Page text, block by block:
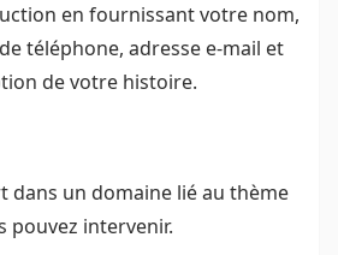
en fournissant votre nom,
téléphone, adresse e-mail et
de votre histoire.
dans un domaine lié au thème
pouvez intervenir.